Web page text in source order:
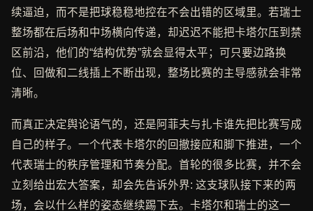
续逼迫，而不是把球稳稳地控在不会出错的区域里。若瑞士
整场都在后场和中场横向传递，却迟迟不能把卡塔尔压到禁
区前沿，他们的“结构优势”就会显得太平；可只要边路换
位、回做和二线插上不断出现，整场比赛的主导感就会非常
清晰。
而真正决定舆论语气的，还是阿菲夫与扎卡谁先把比赛写成
自己的样子。一个代表卡塔尔的回撤接应和脚下推进，一个
代表瑞士的秩序管理和节奏分配。首轮的很多比赛，并不会
立刻给出宏大答案，却会先告诉外界: 这支球队接下来的两
场，会以什么样的姿态继续踢下去。卡塔尔和瑞士的这一